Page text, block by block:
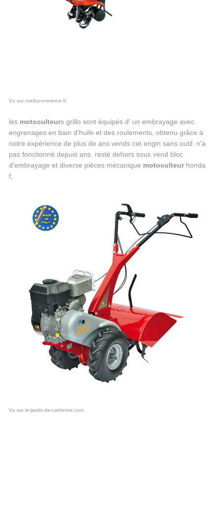
Vu sur rueducommerce.fr
les motoculteurs grillo sont équipés d' un embrayage avec
engrenages en bain d'huile et des roulements, obtenu grâce à
notre expérience de plus de ans vends cet engin sans outil. n'a
pas fonctionné depuis ans. resté dehors sous vend bloc
d'embrayage et diverse pièces mécanique motoculteurhonda
f,
Vu sur le-jardin-de-catherine.com